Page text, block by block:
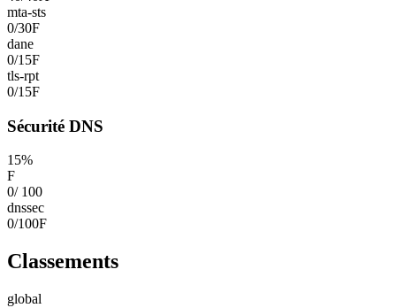
mta-sts
0/30F
dane
0/15F
tls-rpt
0/15F
Sécurité DNS
15%
F
0/ 100
dnssec
0/100F
Classements
global